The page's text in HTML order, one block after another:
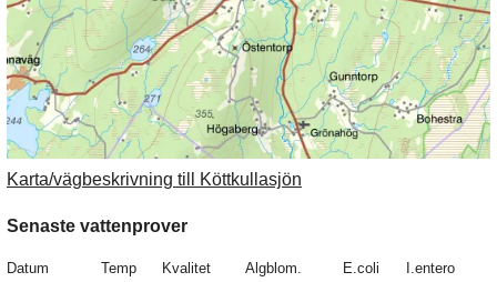
Karta/vägbeskrivning till Köttkullasjön
Senaste vattenprover
Datum Temp Kvalitet Algblom. E.coli I.entero